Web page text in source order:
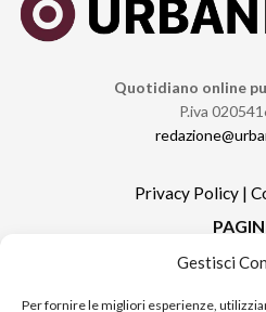
Gestisci
Per fornire le migliori esperienze,
Quotidiano online
P.iva
Privacy Policy |
Contatti